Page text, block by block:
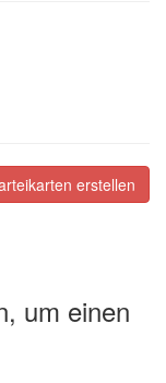
erstellen
um einen